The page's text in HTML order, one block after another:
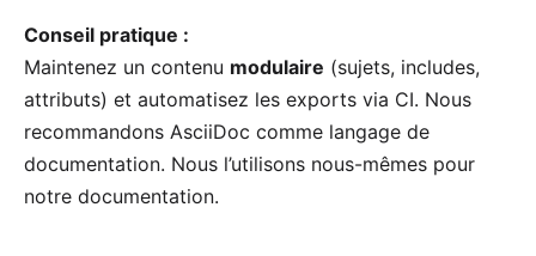
Conseil pratique :
Maintenez un contenu modulaire (sujets, includes,
attributs) et automatisez les exports via CI. Nous
recommandons AsciiDoc comme langage de
documentation. Nous l’utilisons nous-mêmes pour
notre documentation.